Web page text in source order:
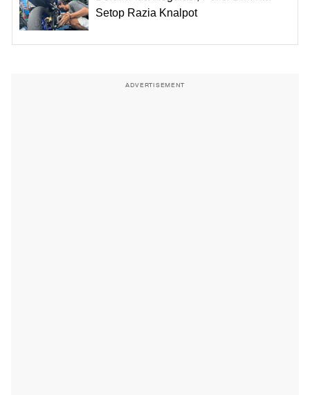
Setop Razia Knalpot
ADVERTISEMENT